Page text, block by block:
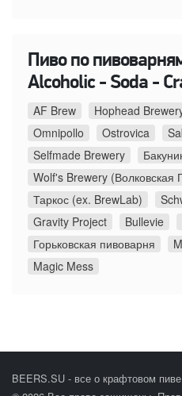
Пиво по
Alcoholic - Soda -
AF Brew Hophead
Omnipollo
Ostrovica
Selfmade Brewery
Wolf's Brewery (Волковская
Таркос (ex. BrewLab)
Gravity Project
Bullevie
Горьковская пивоварня
Magic Mess
BEERS.SU - все о крафтовом